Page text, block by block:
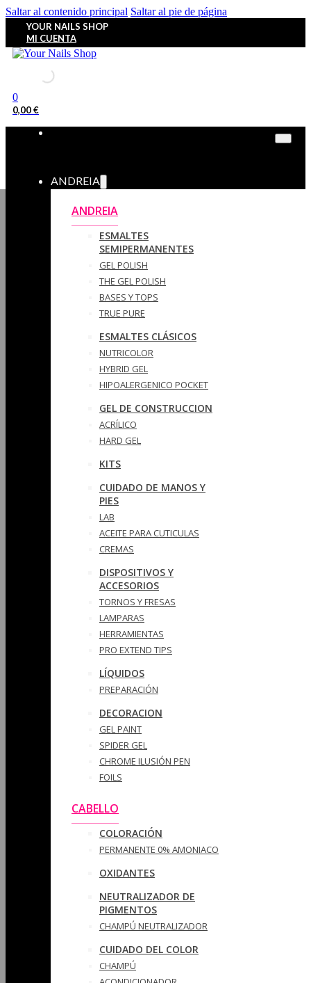
Saltar al contenido principal Saltar al pie de página
YOUR NAILS SHOP
MI CUENTA
0
0,00€
ANDREIA
ANDREIA
ESMALTES
SEMIPERMANENTES
GEL POLISH
THE GEL POLISH
BASES Y‎ TOPS
TRUE PURE
ESMALTES CLÁSICOS
NUTRICOLOR
HYBRID GEL
HIPOALERGENICO POCKET
GEL DE CONSTRUCCION
ACRÍLICO
HARD GEL
KITS
CUIDADO DE MANOS Y
PIES
LAB
ACEITE PARA CUTICULAS
CREMAS
DISPOSITIVOS Y
ACCESORIOS
TORNOS Y FRESAS
LAMPARAS
HERRAMIENTAS
PRO EXTEND TIPS
LÍQUIDOS
PREPARACIÓN
DECORACION
GEL PAINT
SPIDER GEL
CHROME ILUSIÓN PEN
FOILS
CABELLO
COLORACIÓN
PERMANENTE 0% AMONIACO
OXIDANTES
NEUTRALIZADOR DE
PIGMENTOS
CHAMPÚ NEUTRALIZADOR
CUIDADO DEL COLOR
CHAMPÚ